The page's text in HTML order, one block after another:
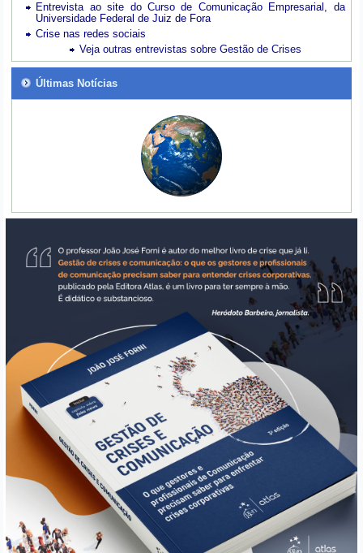
Entrevista ao site do Curso de Comunicação Empresarial, da
Universidade Federal de Juiz de Fora
Crise nas redes sociais
Veja outras entrevistas sobre Gestão de Crises
Últimas Notícias